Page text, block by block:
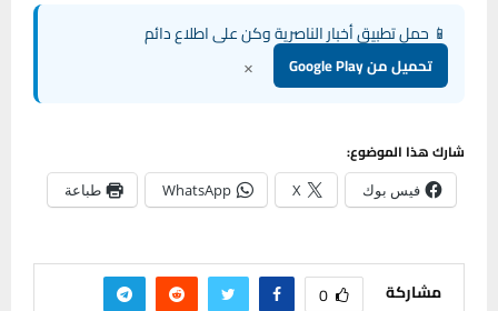
📱 حمل تطبيق أخبار الناصرية وكن على اطلاع دائم
تحميل من Google Play ×
شارك هذا الموضوع:
فيس بوك X
WhatsApp طباعة
مشاركة 0